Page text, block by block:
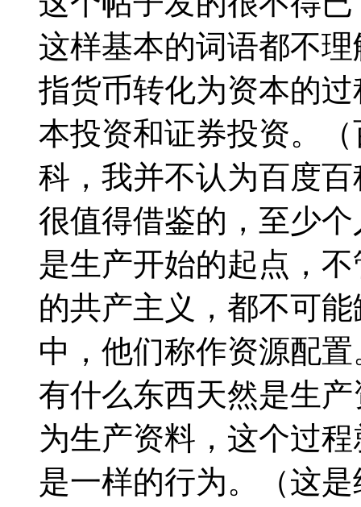
这样基本的词语都不
指货币转化为资本的
本投资和证券投资。
科，我并不认为百度
很值得借鉴的，至少
是生产开始的起点，
的共产主义，都不可
中，他们称作资源配
有什么东西天然是生
为生产资料，这个过
是一样的行为。（这